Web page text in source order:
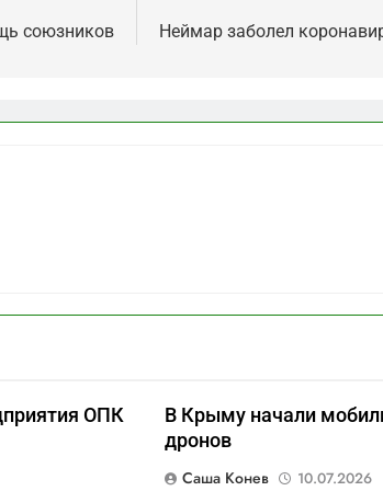
союзников
Неймар заболел
ОПК
В Крыму начали
дронов
Саша Конев
10.07.2026